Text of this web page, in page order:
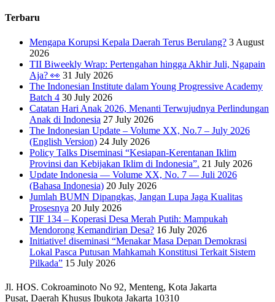
Terbaru
Mengapa Korupsi Kepala Daerah Terus Berulang? 3 August
2026
TII Biweekly Wrap: Pertengahan hingga Akhir Juli, Ngapain
Aja? 👀 31 July 2026
The Indonesian Institute dalam Young Progressive Academy
Batch 4 30 July 2026
Catatan Hari Anak 2026, Menanti Terwujudnya Perlindungan
Anak di Indonesia 27 July 2026
The Indonesian Update – Volume XX, No.7 – July 2026
(English Version) 24 July 2026
Policy Talks Diseminasi “Kesiapan-Kerentanan Iklim
Provinsi dan Kebijakan Iklim di Indonesia”. 21 July 2026
Update Indonesia — Volume XX, No. 7 — Juli 2026
(Bahasa Indonesia) 20 July 2026
Jumlah BUMN Dipangkas, Jangan Lupa Jaga Kualitas
Prosesnya 20 July 2026
TIF 134 – Koperasi Desa Merah Putih: Mampukah
Mendorong Kemandirian Desa? 16 July 2026
Initiative! diseminasi “Menakar Masa Depan Demokrasi
Lokal Pasca Putusan Mahkamah Konstitusi Terkait Sistem
Pilkada” 15 July 2026
Jl. HOS. Cokroaminoto No 92, Menteng, Kota Jakarta
Pusat, Daerah Khusus Ibukota Jakarta 10310